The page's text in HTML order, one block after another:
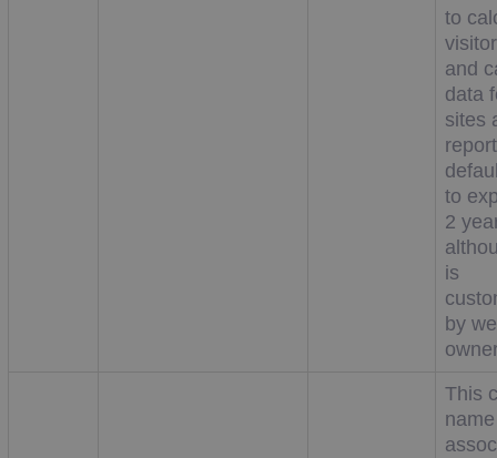
to
and
data
sites
to
2
is
by
This